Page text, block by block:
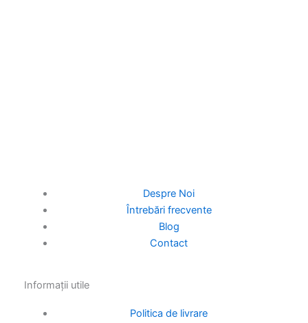
Despre Noi
Întrebări frecvente
Blog
Contact
Informații utile
Politica de livrare